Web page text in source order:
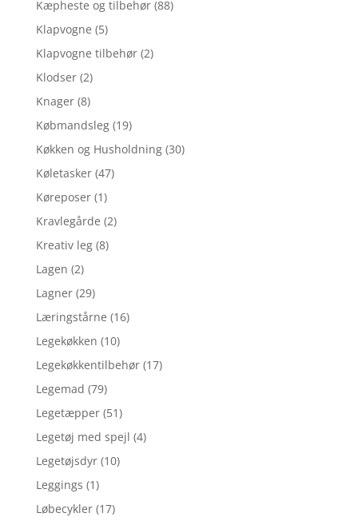
Kæpheste og tilbehør (88)
Klapvogne (5)
Klapvogne tilbehør (2)
Klodser (2)
Knager (8)
Købmandsleg (19)
Køkken og Husholdning (30)
Køletasker (47)
Køreposer (1)
Kravlegårde (2)
Kreativ leg (8)
Lagen (2)
Lagner (29)
Læringstårne (16)
Legekøkken (10)
Legekøkkentilbehør (17)
Legemad (79)
Legetæpper (51)
Legetøj med spejl (4)
Legetøjsdyr (10)
Leggings (1)
Løbecykler (17)